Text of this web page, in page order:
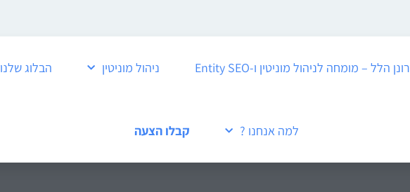
רונן הלל – מומחה לניהול מוניטין ו-Entity SEO ניהול מוניטין הבלוג שלנו
למה אנחנו ? קבלו הצעה